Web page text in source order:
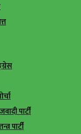
पार्टी
पार्टी